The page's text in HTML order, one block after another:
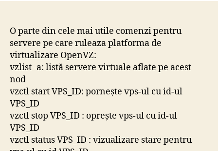
O parte din cele mai utile comenzi pentru
servere pe care ruleaza platforma de
virtualizare OpenVZ:
vzlist -a: listă servere virtuale aflate pe acest
nod
vzctl start VPS_ID: pornește vps-ul cu id-ul
VPS_ID
vzctl stop VPS_ID : oprește vps-ul cu id-ul
VPS_ID
vzctl status VPS_ID : vizualizare stare pentru